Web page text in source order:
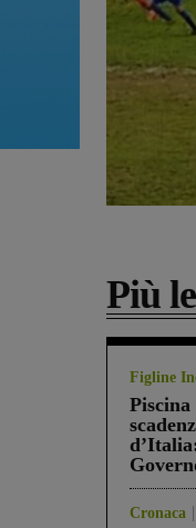
Più
Figline
Cronaca